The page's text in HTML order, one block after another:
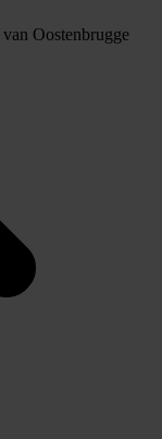
van Oostenbrugge